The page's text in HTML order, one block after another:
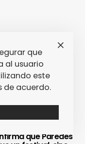
a Ourense en
que Paredes
que
al usuario
este
de acuerdo.